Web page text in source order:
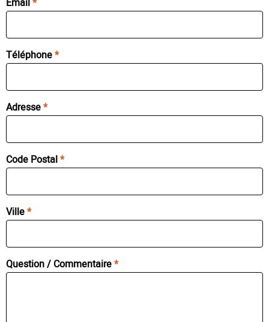
Téléphone
Adresse
Code Postal
Ville
Question / Commentaire